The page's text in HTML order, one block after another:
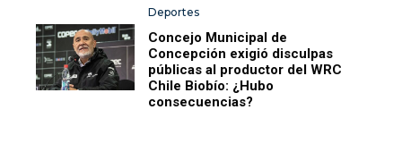
Deportes
Concejo Municipal de
Concepción exigió disculpas
públicas al productor del WRC
Chile Biobío: ¿Hubo
consecuencias?